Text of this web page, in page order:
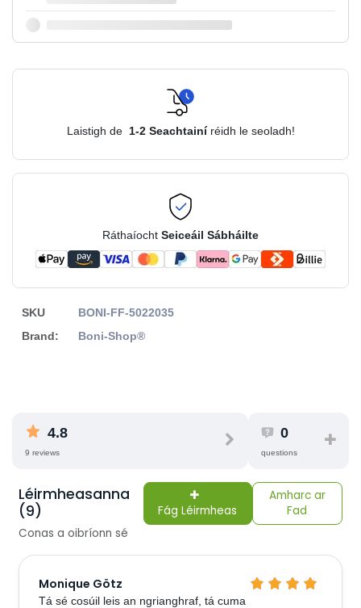
Laistigh de 1-2 Seachtainí réidh le seoladh!
Ráthaíocht Seiceáil Sábháilte
SKU
BONI-FF-5022035
Brand:
Boni-Shop®
4.8
9 reviews
0
questions
Léirmheasanna
(9)
Fág Léirmheas
Amharc ar
Fad
Conas a oibríonn sé
Monique Götz
Tá sé cosúil leis an ngrianghraf, tá cuma